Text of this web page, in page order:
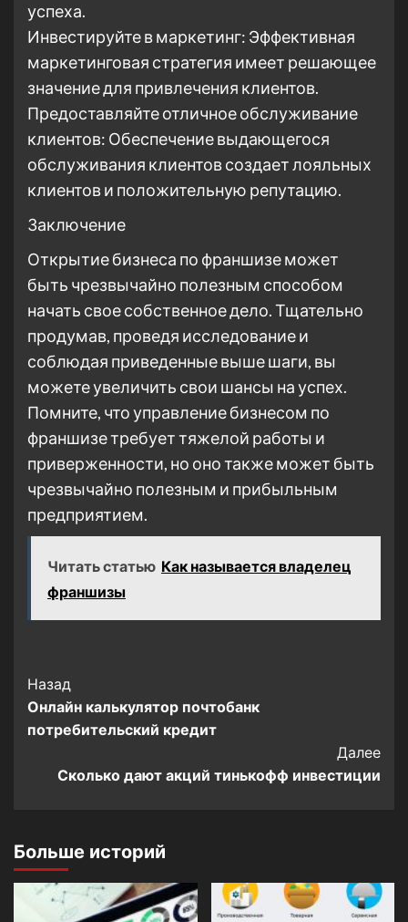
успеха.
Инвестируйте в маркетинг: Эффективная
маркетинговая стратегия имеет решающее
значение для привлечения клиентов.
Предоставляйте отличное обслуживание
клиентов: Обеспечение выдающегося
обслуживания клиентов создает лояльных
клиентов и положительную репутацию.
Заключение
Открытие бизнеса по франшизе может
быть чрезвычайно полезным способом
начать свое собственное дело. Тщательно
продумав, проведя исследование и
соблюдая приведенные выше шаги, вы
можете увеличить свои шансы на успех.
Помните, что управление бизнесом по
франшизе требует тяжелой работы и
приверженности, но оно также может быть
чрезвычайно полезным и прибыльным
предприятием.
Читать статью Как называется владелец
франшизы
Post
Navigation
Назад
Онлайн калькулятор почтобанк
потребительский кредит
Далее
Сколько дают акций тинькофф инвестиции
Больше историй